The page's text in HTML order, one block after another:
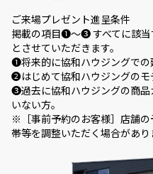
ご来場プレゼント進呈条件
掲載の項目❶～❸ すべてに該当
とさせていただきます。
❶将来的に協和ハウジングでの
❷はじめて協和ハウジングのモ
❸過去に協和ハウジングの商品
いない方。
※［事前予約のお客様］店舗
帯等を調整いただく場合があり